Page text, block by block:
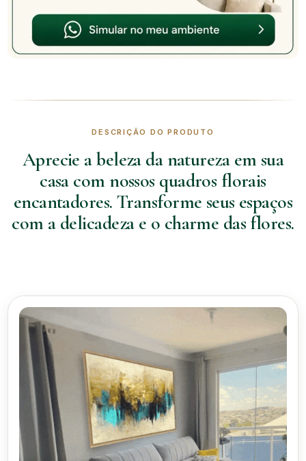
DESCRIÇÃO DO PRODUTO
Aprecie a beleza da natureza em sua
casa com nossos quadros florais
encantadores. Transforme seus espaços
com a delicadeza e o charme das flores.